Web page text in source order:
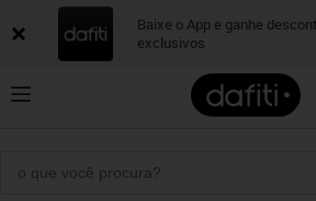
Baixe o App e ganhe
exclusivos